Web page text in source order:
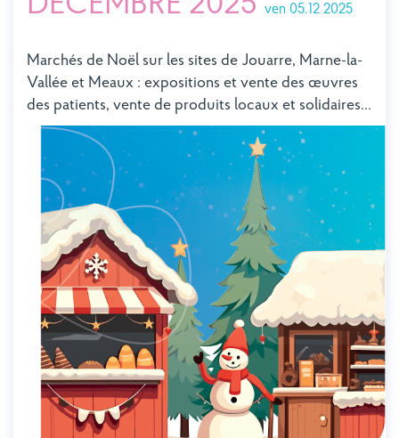
ven 05.12 2025
Marchés de Noël sur les sites de Jouarre, Marne-la-
Vallée et Meaux : expositions et vente des œuvres
des patients, vente de produits locaux et solidaires...